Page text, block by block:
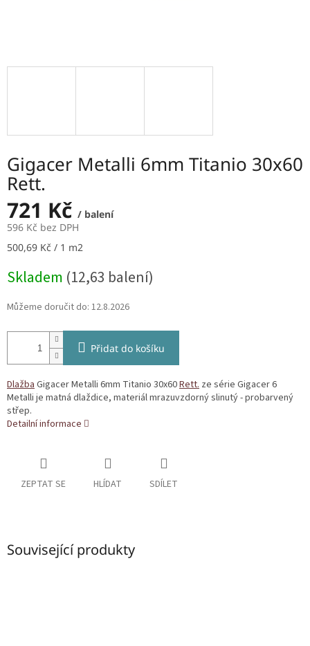
Gigacer Metalli 6mm Titanio 30x60
Rett.
721 Kč / balení
596 Kč bez DPH
Měrná
500,69 Kč / 1 m2
Skladem (12,63 balení)
Můžeme doručit do: 12.8.2026
Přidat do košíku
DlažbaGigacer Metalli 6mm Titanio 30x60Rett. ze série Gigacer 6
Metalli je matná dlaždice, materiál mrazuvzdorný slinutý - probarvený
střep.
Detailní informace
ZEPTAT SE HLÍDAT SDÍLET
Související produkty